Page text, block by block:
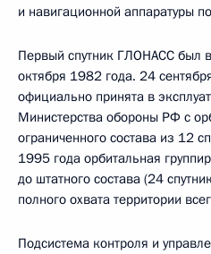
и навигационной аппаратуры
Первый спутник ГЛОНАСС был
октября 1982 года. 24
официально принята в
Министерства обороны РФ с
ограниченного состава из 12
1995 года орбитальная
до штатного состава (24
полного охвата территории
Подсистема контроля и